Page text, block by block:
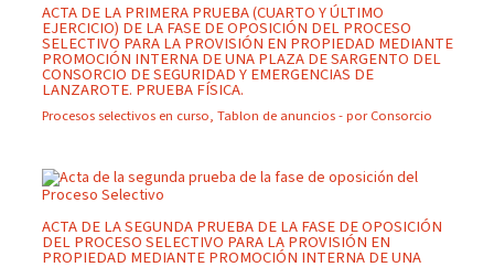
ACTA DE LA PRIMERA PRUEBA (CUARTO Y ÚLTIMO
EJERCICIO) DE LA FASE DE OPOSICIÓN DEL PROCESO
SELECTIVO PARA LA PROVISIÓN EN PROPIEDAD MEDIANTE
PROMOCIÓN INTERNA DE UNA PLAZA DE SARGENTO DEL
CONSORCIO DE SEGURIDAD Y EMERGENCIAS DE
LANZAROTE. PRUEBA FÍSICA.
Procesos selectivos en curso, Tablon de anuncios- por Consorcio
ACTA DE LA SEGUNDA PRUEBA DE LA FASE DE OPOSICIÓN
DEL PROCESO SELECTIVO PARA LA PROVISIÓN EN
PROPIEDAD MEDIANTE PROMOCIÓN INTERNA DE UNA